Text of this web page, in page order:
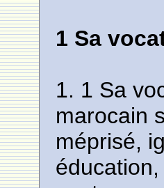
1 Sa
1. 1 Sa
marocain
méprisé,